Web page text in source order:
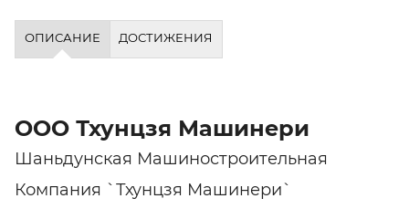
ОПИСАНИЕ ДОСТИЖЕНИЯ
ООО Тхунцзя Машинери
Шаньдунская Машиностроительная
Компания `Тхунцзя Машинери`